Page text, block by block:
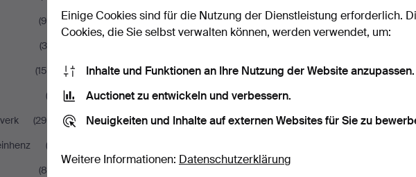
(99)
(30)
(156)
(3)
(294)
(2)
(84)
Kronleuchter aus Messing
Beendet 14. Dez 2025
127 USD
KRONLEUCHTER,
Empire-St…
Beendet 12. Dez 2025
211 USD
Einige Cookies sind für die Nutzung der Dienstleistung erforderlich.
Cookies, die Sie selbst verwalten können, werden verwendet, um:
Inhalte und Funktionen an Ihre Nutzung der Website anzupassen.
Auctionet zu entwickeln und verbessern.
Neuigkeiten und Inhalte auf externen Websites für Sie zu
Weitere Informationen: Datenschutzerklärung